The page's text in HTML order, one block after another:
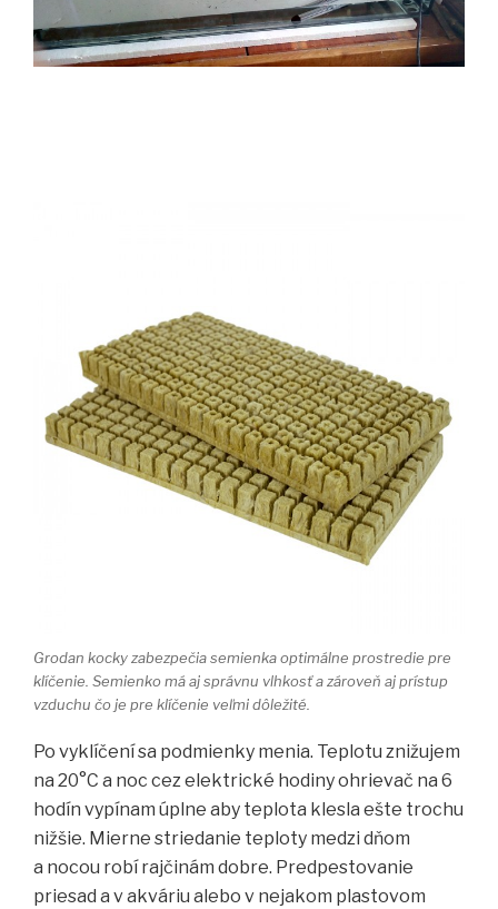
Grodan kocky zabezpečia semienka optimálne prostredie pre
klíčenie. Semienko má aj správnu vlhkosť a zároveň aj prístup
vzduchu čo je pre klíčenie veľmi dôležité.
Po vyklíčení sa podmienky menia. Teplotu znižujem
na 20°C a noc cez elektrické hodiny ohrievač na 6
hodín vypínam úplne aby teplota klesla ešte trochu
nižšie. Mierne striedanie teploty medzi dňom
a nocou robí rajčinám dobre. Predpestovanie
priesad a v akváriu alebo v nejakom plastovom